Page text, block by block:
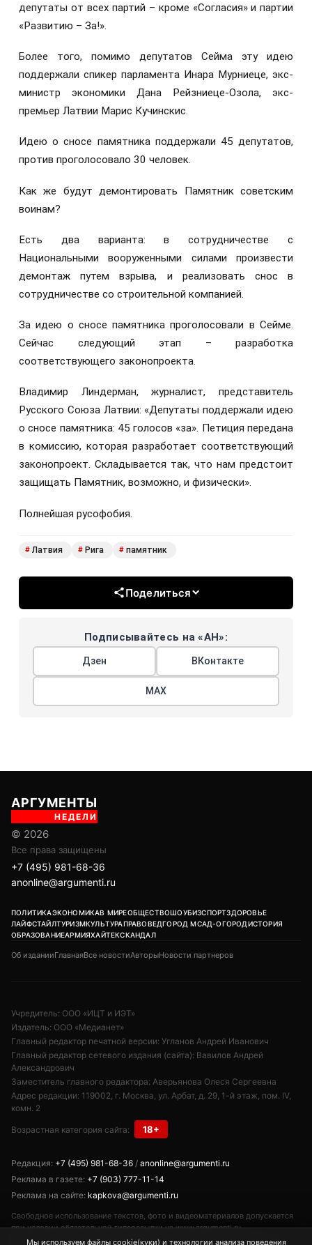
депутаты от всех партий – кроме «Согласия» и партии
«Развитию – За!».
Более того, помимо депутатов Сейма эту идею
поддержали спикер парламента Инара Мурниеце, экс-
министр экономики Дана Рейзниеце-Озола, экс-
премьер Латвии Марис Кучинскис.
Идею о сносе памятника поддержали 45 депутатов,
против проголосовало 30 человек.
Как же будут демонтировать Памятник советским
воинам?
Есть два варианта: в сотрудничестве с
Национальными вооруженными силами произвести
демонтаж путем взрыва, и реализовать снос в
сотрудничестве со строительной компанией.
За идею о сносе памятника проголосовали в Сейме.
Сейчас следующий этап – разработка
соответствующего законопроекта.
Владимир Линдерман, журналист, представитель
Русского Союза Латвии: «Депутаты поддержали идею
о сносе памятника: 45 голосов «за». Петиция передана
в комиссию, которая разработает соответствующий
законопроект. Складывается так, что нам предстоит
защищать Памятник, возможно, и физически».
Полнейшая русофобия.
# Латвия # Рига # памятник
Поделиться
Подписывайтесь на «АН»:
Дзен ВКонтакте
МАХ
АРГУМЕНТЫ
НЕДЕЛИ
© 2026
Все права защищены
+7 (495) 981-68-36
anonline@argumenti.ru
ПОЛИТИКАЭКОНОМИКАВ МИРЕОБЩЕСТВОШОУБИЗСПОРТЗДОРОВЬЕ
ЛАЙФСТАЙЛТУРИЗМКУЛЬТУРАПРАВОВЕДГОРОД МСАД-ОГОРОДИСТОРИЯ
ОБРАЗОВАНИЕАРМИЯХАЙТЕКСКАНДАЛ
Об изданииГлавнаяВсе новостиАвторыНовости партнеров
Учредитель: ООО «ИЦТ и ИЭТ»
Издатель: ООО «Медианет»
Главный редактор печатной версии: Угланов Андрей Иванович
Главный редактор сетевого издания (сайта): Вавилов Андрей
Александрович
Заместитель главного редактора: Аверьянова Олеся Сергеевна
Адрес редакции: 119002, г. Москва, ул. Арбат, д. 29, 1-й этаж, пом. IV,
комн. 2
Возрастная категория сайта: 18+
Редакция: +7 (495) 981-68-36 / anonline@argumenti.ru
Реклама в газете: +7 (903) 777-11-14
Реклама на сайте: kapkova@argumenti.ru
Свободное использование текстов, фото и видеоматериалов допускается
при условии обязательной гиперссылки на www.argumenti.ru.
Использование в печатных СМИ — только с письменного разрешения.
Мы используем файлы cookie(куки) и технологии анализа поведения